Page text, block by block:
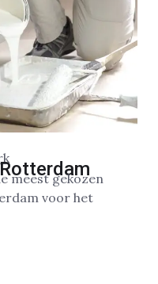
meest gekozen
voor het